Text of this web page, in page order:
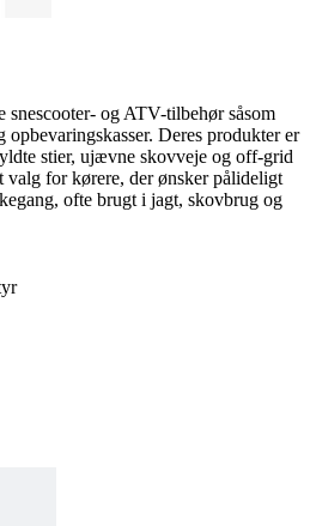
og ATV-tilbehør såsom
opbevaringskasser. Deres produkter er
stier, ujævne skovveje og off-grid
for kørere, der ønsker pålideligt
ofte brugt i jagt, skovbrug og